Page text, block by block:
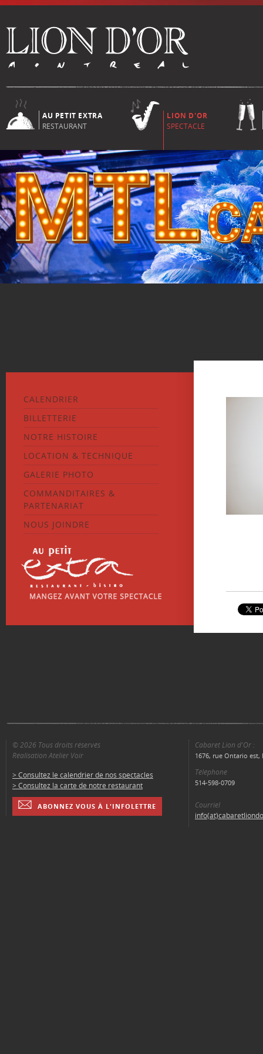
AU PETIT EXTRA
RESTAURANT
LION D'OR
SPECTACLE
CALENDRIER
BILLETTERIE
NOTRE HISTOIRE
LOCATION & TECHNIQUE
GALERIE PHOTO
COMMANDITAIRES &
PARTENARIAT
NOUS JOINDRE
© 2026 Tous droits réservés
Réalisation Atelier Voir
> Consultez le calendrier de nos spectacles
> Consultez la carte de notre restaurant
ABONNEZ VOUS À L'INFOLETTRE
Cabaret Lion d'Or :
1676, rue Ontario est,
Téléphone
514-598-0709
Courriel